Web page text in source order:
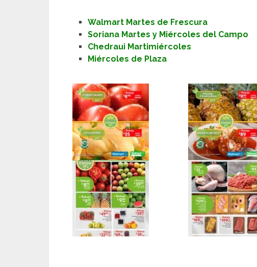
Walmart Martes de Frescura
Soriana Martes y Miércoles del Campo
Chedraui Martimiércoles
Miércoles de Plaza